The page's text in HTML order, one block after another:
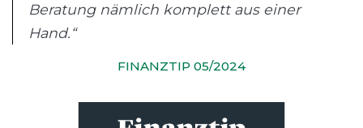
Beratung nämlich komplett aus einer
Hand.“
FINANZTIP 05/2024